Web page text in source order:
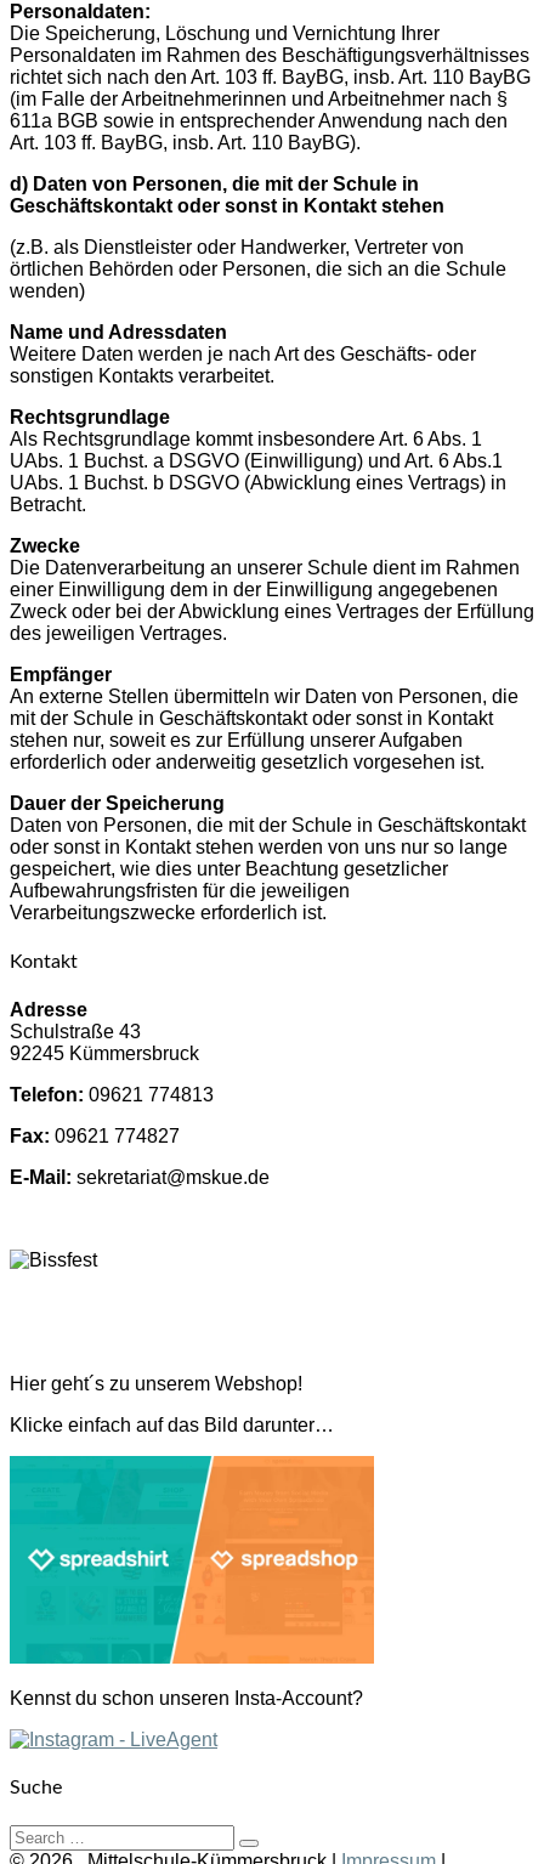
Personaldaten:
Die Speicherung, Löschung und Vernichtung Ihrer
Personaldaten im Rahmen des Beschäftigungsverhältnisses
richtet sich nach den Art. 103 ff. BayBG, insb. Art. 110 BayBG
(im Falle der Arbeitnehmerinnen und Arbeitnehmer nach §
611a BGB sowie in entsprechender Anwendung nach den
Art. 103 ff. BayBG, insb. Art. 110 BayBG).
d) Daten von Personen, die mit der Schule in
Geschäftskontakt oder sonst in Kontakt stehen
(z.B. als Dienstleister oder Handwerker, Vertreter von
örtlichen Behörden oder Personen, die sich an die Schule
wenden)
Name und Adressdaten
Weitere Daten werden je nach Art des Geschäfts- oder
sonstigen Kontakts verarbeitet.
Rechtsgrundlage
Als Rechtsgrundlage kommt insbesondere Art. 6 Abs. 1
UAbs. 1 Buchst. a DSGVO (Einwilligung) und Art. 6 Abs.1
UAbs. 1 Buchst. b DSGVO (Abwicklung eines Vertrags) in
Betracht.
Zwecke
Die Datenverarbeitung an unserer Schule dient im Rahmen
einer Einwilligung dem in der Einwilligung angegebenen
Zweck oder bei der Abwicklung eines Vertrages der Erfüllung
des jeweiligen Vertrages.
Empfänger
An externe Stellen übermitteln wir Daten von Personen, die
mit der Schule in Geschäftskontakt oder sonst in Kontakt
stehen nur, soweit es zur Erfüllung unserer Aufgaben
erforderlich oder anderweitig gesetzlich vorgesehen ist.
Dauer der Speicherung
Daten von Personen, die mit der Schule in Geschäftskontakt
oder sonst in Kontakt stehen werden von uns nur so lange
gespeichert, wie dies unter Beachtung gesetzlicher
Aufbewahrungsfristen für die jeweiligen
Verarbeitungszwecke erforderlich ist.
Kontakt
Adresse
Schulstraße 43
92245 Kümmersbruck
Telefon: 09621 774813
Fax: 09621 774827
E-Mail: sekretariat@mskue.de
Hier geht´s zu unserem Webshop!
Klicke einfach auf das Bild darunter…
Kennst du schon unseren Insta-Account?
Suche
Search
for:
Search